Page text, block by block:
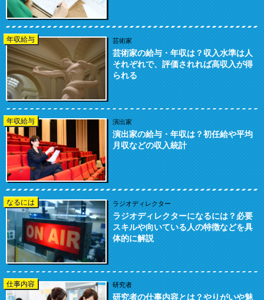
年収給与 芸術家
芸術家の給与・年収は？収入水準は人
それぞれで、評価されれば高収入が得
られる
年収給与 演出家
演出家の給与・年収は？初任給や平均
月収などの収入統計
なるには ラジオディレクター
ラジオディレクターになるには？必要
スキルや向いている人の特徴などを具
体的に解説
仕事内容 研究者
研究者の仕事内容とは？やりがいや魅